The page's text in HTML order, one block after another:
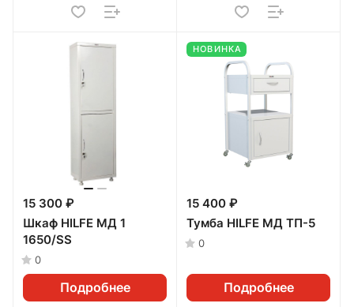
15 300 ₽
Шкаф HILFE МД 1
1650/SS
0
Подробнее
НОВИНКА
15 400 ₽
Тумба HILFE МД ТП-5
0
Подробнее